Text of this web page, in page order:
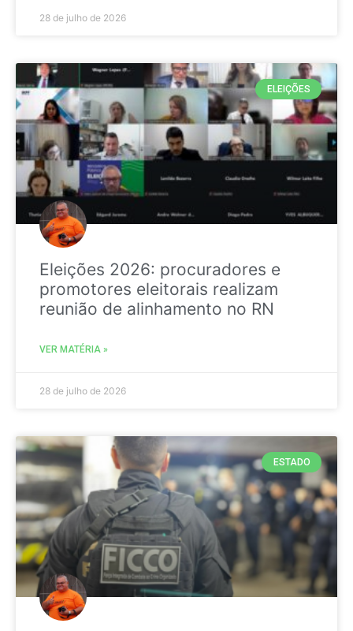
28 de julho de 2026
ELEIÇÕES
Eleições 2026: procuradores e
promotores eleitorais realizam
reunião de alinhamento no RN
VER MATÉRIA »
28 de julho de 2026
ESTADO